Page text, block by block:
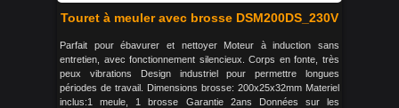
Touret à meuler avec brosse DSM200DS_230V
Parfait pour ébavurer et nettoyer Moteur à induction sans
entretien, avec fonctionnement silencieux. Corps en fonte, très
peux vibrations Design industriel pour permettre longues
périodes de travail. Dimensions brosse: 200x25x32mm Materiel
inclus:1 meule, 1 brosse Garantie 2ans Données sur les